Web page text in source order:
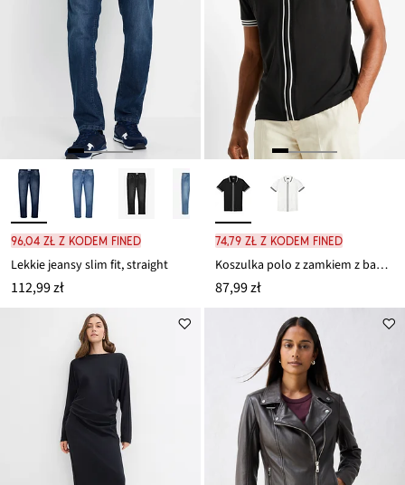
96,04 zł z kodem FINED
Lekkie jeansy slim fit, straight
112,99 zł
74,79 zł z kodem FINED
Koszulka polo z zamkiem z bawełnianej piki
87,99 zł